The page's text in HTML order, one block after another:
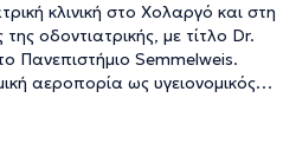
κλινική στο Χολαργό και στη
οδοντιατρικής, με τίτλο Dr.
Πανεπιστήμιο Semmelweis.
αεροπορία ως υγειονομικός
Γενικού Νοσοκομείου